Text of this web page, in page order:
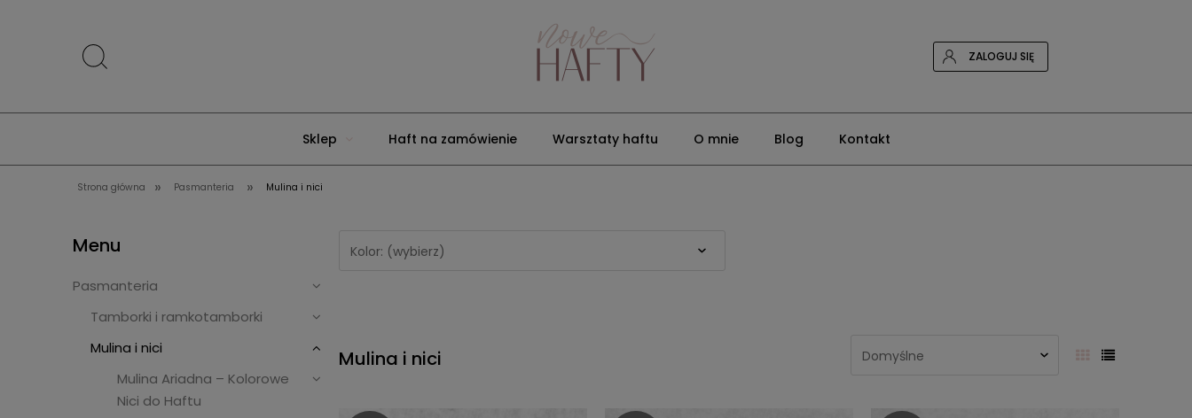
ZALOGUJ SIĘ
Sklep Haft na zamówienie Warsztaty haftu O mnie Blog Kontakt
Strona główna » Pasmanteria » Mulina i nici
Menu
Pasmanteria
Tamborki i ramkotamborki
Mulina i nici
Mulina Ariadna – Kolorowe
Nici do Haftu
Kolor: (wybierz)
Mulina i nici